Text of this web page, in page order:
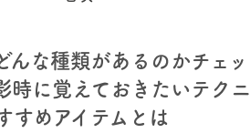
な種類があるのかチェッ
時に覚えておきたいテク
すめアイテムとは